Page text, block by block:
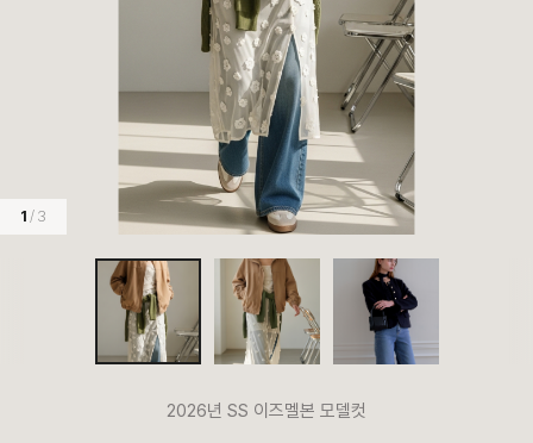
1 / 3
2026년 SS 이즈멜본 모델컷